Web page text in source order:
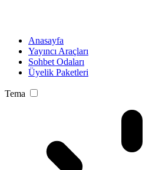
Anasayfa
Yayıncı Araçları
Sohbet Odaları
Üyelik Paketleri
Tema